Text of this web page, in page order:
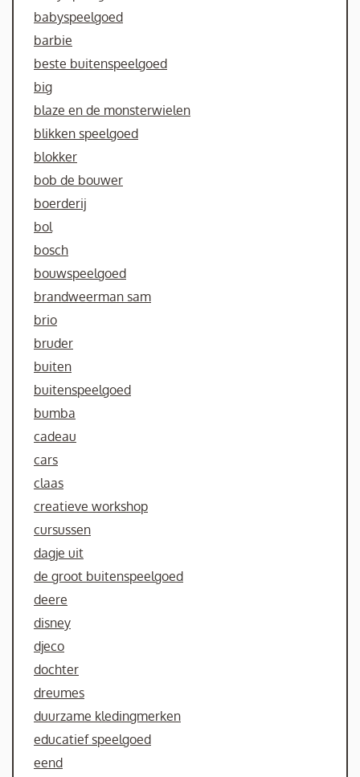
babyspeelgoed
barbie
beste buitenspeelgoed
big
blaze en de monsterwielen
blikken speelgoed
blokker
bob de bouwer
boerderij
bol
bosch
bouwspeelgoed
brandweerman sam
brio
bruder
buiten
buitenspeelgoed
bumba
cadeau
cars
claas
creatieve workshop
cursussen
dagje uit
de groot buitenspeelgoed
deere
disney
djeco
dochter
dreumes
duurzame kledingmerken
educatief speelgoed
eend